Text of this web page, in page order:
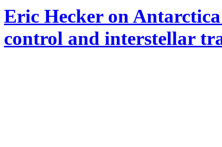
Eric Hecker on
control and interstellar